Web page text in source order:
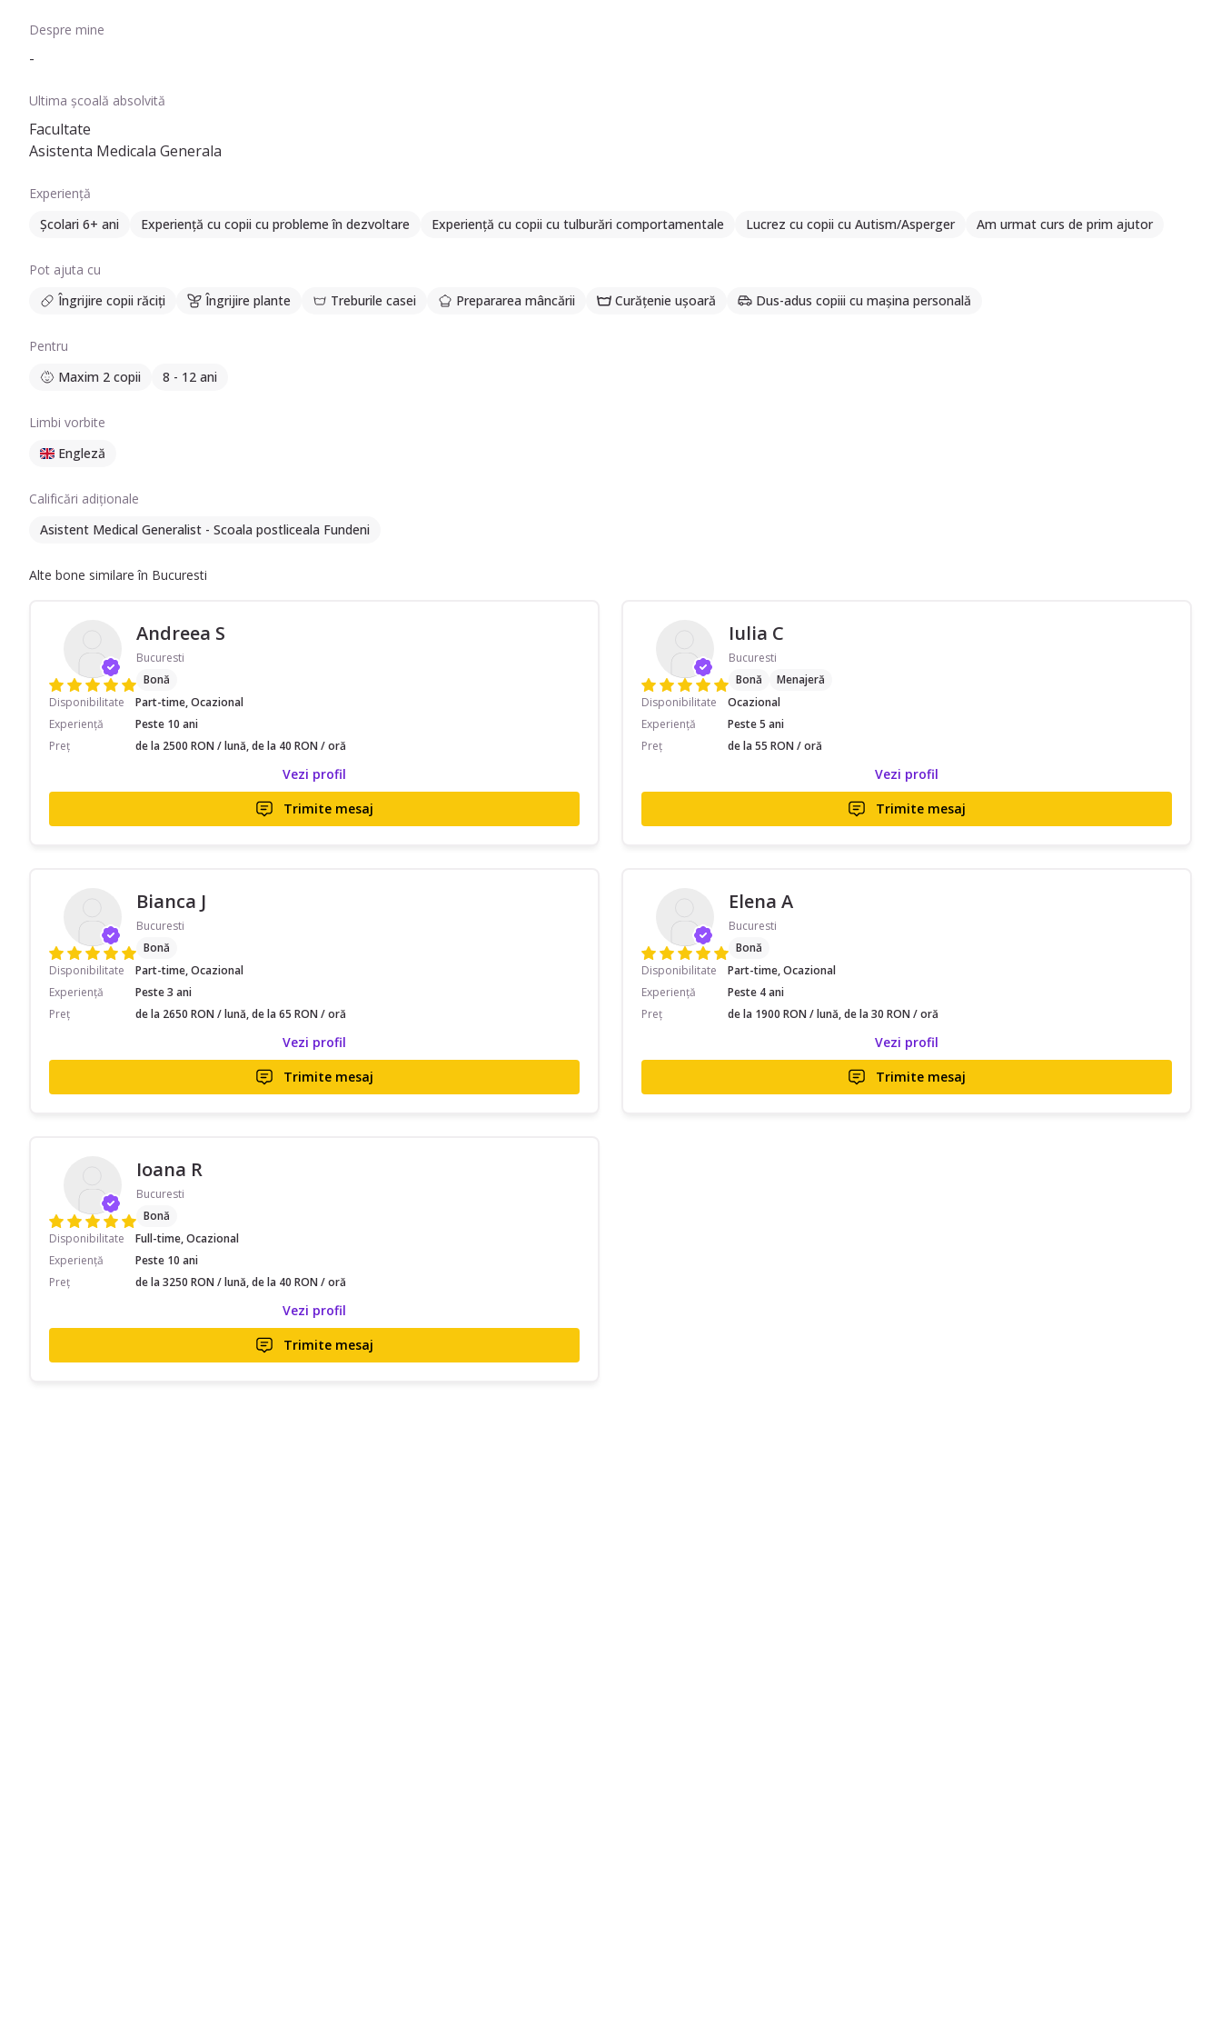
Despre mine
-
Ultima școală absolvită
Facultate
Asistenta Medicala Generala
Experiență
Școlari 6+ ani
Experiență cu copii cu probleme în dezvoltare Experiență cu copii cu tulburări comportamentale Lucrez cu copii cu Autism/Asperger Am urmat curs de prim ajutor
Pot ajuta cu
Îngrijire copii răciți
Îngrijire plante Treburile casei Prepararea mâncării Curățenie ușoară Dus-adus copiii cu mașina personală
Pentru
Maxim 2 copii
8 - 12 ani
Limbi vorbite
Engleză
Calificări adiționale
Asistent Medical Generalist - Scoala postliceala Fundeni
Alte bone similare în Bucuresti
Andreea S
Bucuresti
Bonă
Disponibilitate
Part-time, Ocazional
Experiență
Peste 10 ani
Preț
de la 2500 RON / lună, de la 40 RON / oră
Vezi profil
Trimite mesaj
Iulia C
Bucuresti
Bonă
Menajeră
Disponibilitate
Ocazional
Experiență
Peste 5 ani
Preț
de la 55 RON / oră
Vezi profil
Trimite mesaj
Bianca J
Bucuresti
Bonă
Disponibilitate
Part-time, Ocazional
Experiență
Peste 3 ani
Preț
de la 2650 RON / lună, de la 65 RON / oră
Vezi profil
Trimite mesaj
Elena A
Bucuresti
Bonă
Disponibilitate
Part-time, Ocazional
Experiență
Peste 4 ani
Preț
de la 1900 RON / lună, de la 30 RON / oră
Vezi profil
Trimite mesaj
Ioana R
Bucuresti
Bonă
Disponibilitate
Full-time, Ocazional
Experiență
Peste 10 ani
Preț
de la 3250 RON / lună, de la 40 RON / oră
Vezi profil
Trimite mesaj